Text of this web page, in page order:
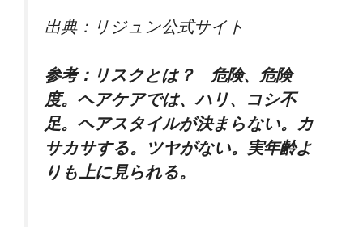
出典：リジュン公式サイト
参考：リスクとは？ 危険、危険
度。ヘアケアでは、ハリ、コシ不
足。ヘアスタイルが決まらない。カ
サカサする。ツヤがない。実年齢よ
りも上に見られる。